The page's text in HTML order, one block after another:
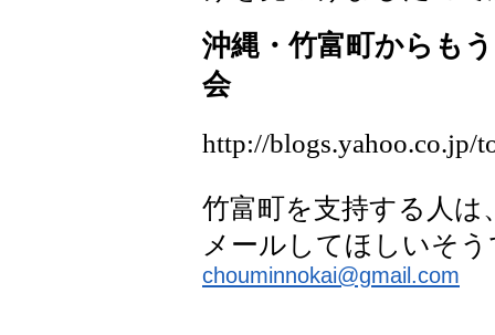
沖縄・竹富町からも
会
http://blogs.yahoo.co.jp/
竹富町を支持する人は
メールしてほしいそ
chouminnokai@gmail.com